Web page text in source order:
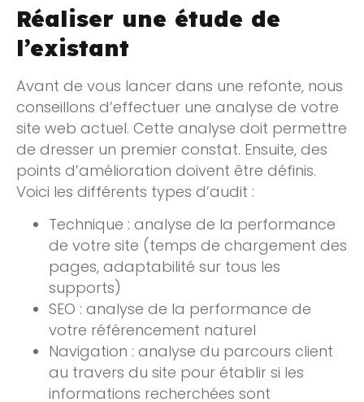
Réaliser une étude de
l’existant
Avant de vous lancer dans une refonte, nous
conseillons d’effectuer une analyse de votre
site web actuel. Cette analyse doit permettre
de dresser un premier constat. Ensuite, des
points d’amélioration doivent être définis.
Voici les différents types d’audit :
Technique : analyse de la performance
de votre site (temps de chargement des
pages, adaptabilité sur tous les
supports)
SEO : analyse de la performance de
votre référencement naturel
Navigation : analyse du parcours client
au travers du site pour établir si les
informations recherchées sont